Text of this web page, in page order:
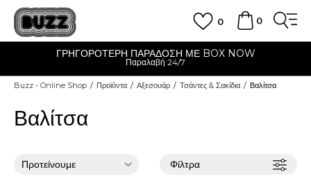
0
0
ΓΡΗΓΟΡΟΤΕΡΗ ΠΑΡΑΔΟΣΗ ΜΕ BOX NOW
Παραλαβή 24/7
Buzz - Online Shop Προϊόντα Αξεσουάρ Τσάντες & Σακίδια Βαλίτσα
Βαλίτσα
Φίλτρα